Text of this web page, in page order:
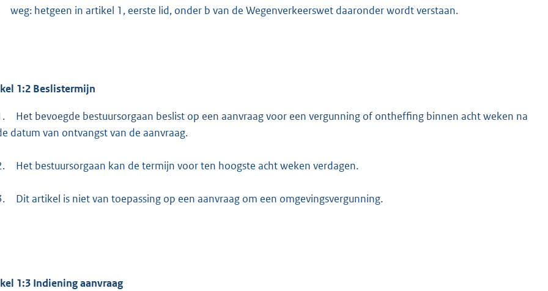
weg: hetgeen in artikel 1, eerste lid, onder b van de Wegenverkeerswet daaronder wordt verstaan.
1:2 Beslistermijn
Het bevoegde bestuursorgaan beslist op een aanvraag voor een vergunning of ontheffing binnen acht weken na
datum van ontvangst van de aanvraag.
Het bestuursorgaan kan de termijn voor ten hoogste acht weken verdagen.
Dit artikel is niet van toepassing op een aanvraag om een omgevingsvergunning.
1:3 Indiening aanvraag